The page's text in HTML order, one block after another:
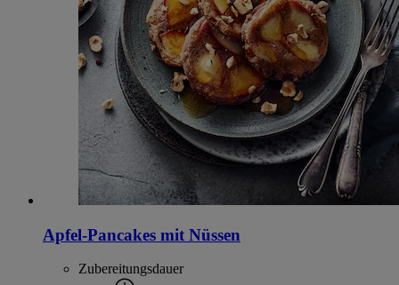
Apfel-Pancakes mit Nüssen
Zubereitungsdauer